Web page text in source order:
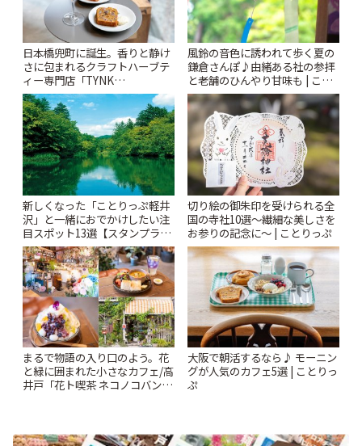
日本橋兜町に誕生。香りと静け
さに包まれるクラフトハーブテ
ィー専門店「TYNK
Kabutocho」 | ことりっぷ
風鈴の音色に誘われて歩く夏の
鎌倉さんぽ♪由緒ある社の参拝
と老舗のひんやり甘味も | こと
りっぷ
新しくなった「ことりっぷ軽井
沢」と一緒におでかけしたい注
目スポット13選【スタンプラリ
ー開催中】 | ことりっぷ
切り絵の御朱印を受けられる全
国の寺社10選〜繊細な美しさを
お参りの記念に〜 | ことりっぷ
まるで物語の入り口のよう。花
と緑に囲まれた小さなカフェ/高
井戸「花ト喫茶 ネコノコバン」
大阪で朝活するなら♪ モーニン
グが人気のカフェ5選 | ことりっ
ぷ